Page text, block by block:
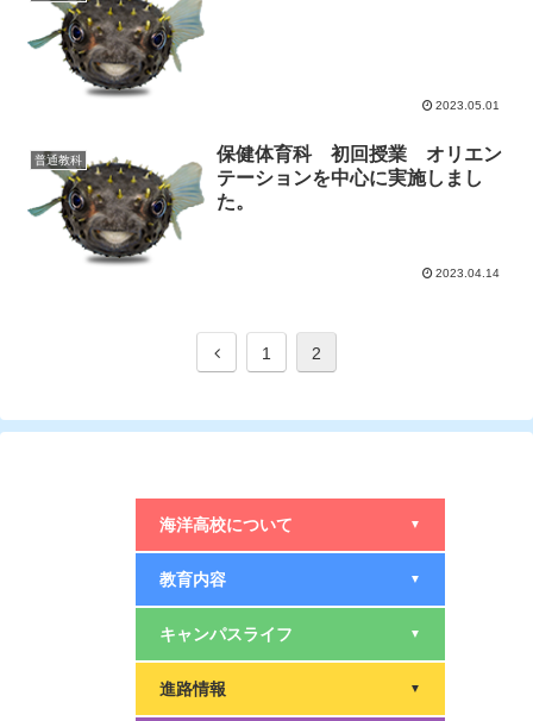
2023.05.01
普通教科
保健体育科 初回授業 オリエン
テーションを中心に実施しまし
た。
2023.04.14
1 2
海洋高校について ▼
教育内容 ▼
キャンパスライフ ▼
進路情報 ▼